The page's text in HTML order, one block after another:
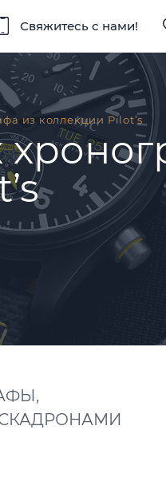
Свяжитесь с нами!
из коллекции Pilot’s